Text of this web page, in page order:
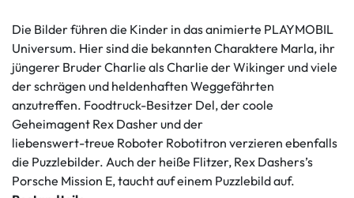
Die Bilder führen die Kinder in das animierte PLAYMOBIL
Universum. Hier sind die bekannten Charaktere Marla, ihr
jüngerer Bruder Charlie als Charlie der Wikinger und viele
der schrägen und heldenhaften Weggefährten
anzutreffen. Foodtruck-Besitzer Del, der coole
Geheimagent Rex Dasher und der
liebenswert-treue Roboter Robotitron verzieren ebenfalls
die Puzzlebilder. Auch der heiße Flitzer, Rex Dashers’s
Porsche Mission E, taucht auf einem Puzzlebild auf.